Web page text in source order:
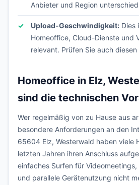
Anbieter und Region
Upload-Geschwindigkeit: Dies
Homeoffice, Cloud-Dienste und
relevant. Prüfen Sie auch diesen
Homeoffice in Elz,
sind die technischen
Wer regelmäßig von zu Hause aus
besondere Anforderungen an den
65604 Elz, Westerwald haben viele
letzten Jahren ihren Anschluss
einfaches Surfen für
und parallele Gerätenutzung nicht